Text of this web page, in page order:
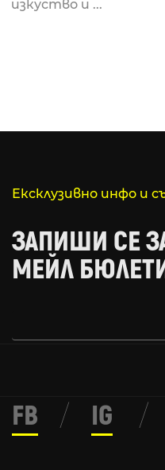
изкуство и ...
Ексклузивно инфо и
ЗАПИШИ СЕ
МЕЙЛ
FB / IG /